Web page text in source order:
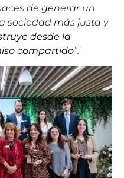
de generar un
sociedad más justa y
desde la
compartido”.